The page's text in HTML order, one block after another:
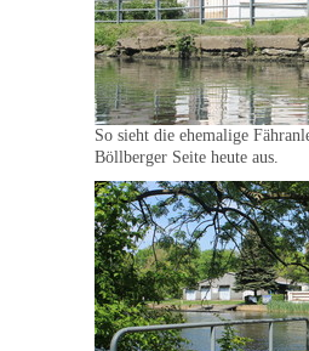
So sieht die ehemalige
Böllberger Seite heute aus.